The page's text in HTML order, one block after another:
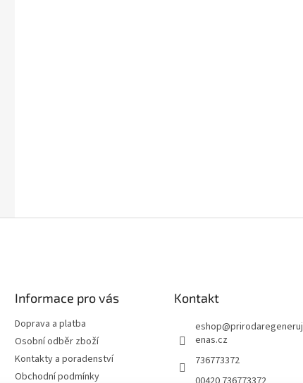
Informace pro vás
Doprava a platba
Osobní odběr zboží
Kontakty a poradenství
Obchodní podmínky
Kontakt
eshop@prirodaregeneruj
enas.cz
736773372